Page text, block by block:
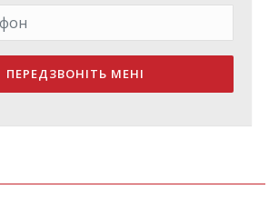
ПЕРЕДЗВОНІТЬ МЕНІ